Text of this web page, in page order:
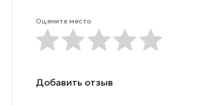
Оцените место
Добавить отзыв